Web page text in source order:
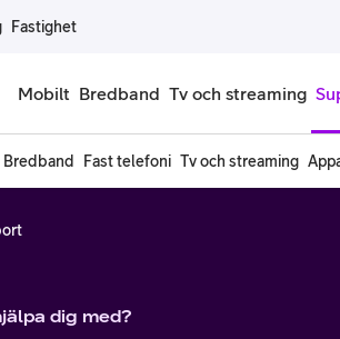
Fastighet
Mobilt Bredband Tv och streaming
Bredband Fast telefoni Tv och streaming
dig med?